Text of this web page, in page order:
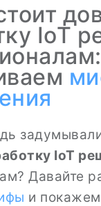
IoT
IoT
Давайте
и